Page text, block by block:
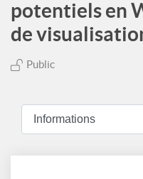
potentiels en
de
Public